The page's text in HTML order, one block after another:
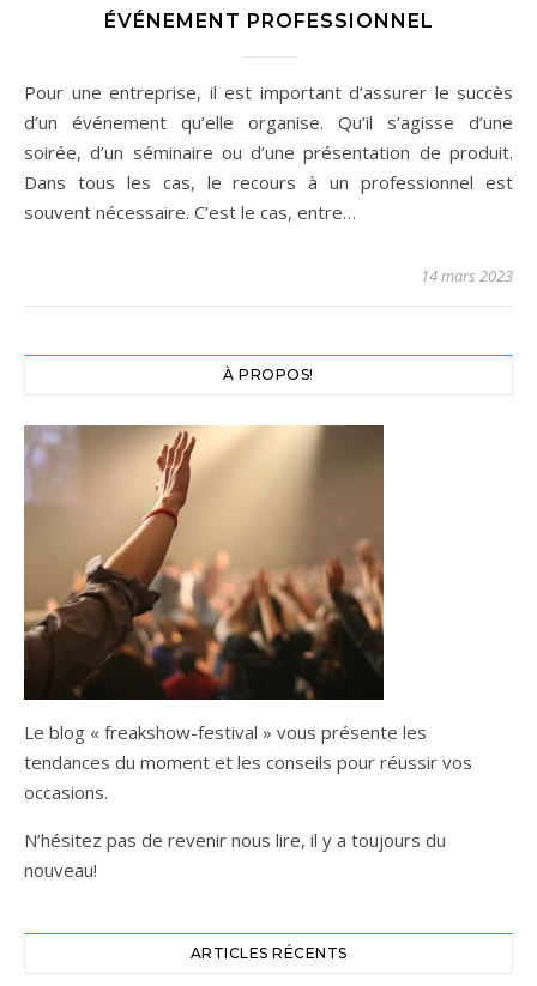
ÉVÉNEMENT PROFESSIONNEL
Pour une entreprise, il est important d’assurer le succès
d’un événement qu’elle organise. Qu’il s’agisse d’une
soirée, d’un séminaire ou d’une présentation de produit.
Dans tous les cas, le recours à un professionnel est
souvent nécessaire. C’est le cas, entre…
14 mars 2023
À PROPOS!
Le blog « freakshow-festival » vous présente les
tendances du moment et les conseils pour réussir vos
occasions.
N’hésitez pas de revenir nous lire, il y a toujours du
nouveau!
ARTICLES RÉCENTS